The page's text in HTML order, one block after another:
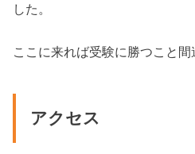
した。
ここに来れば受験に勝つこと間
アクセス